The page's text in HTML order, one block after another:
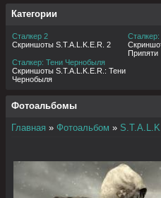
Категории
Сталкер 2
Скриншоты S.T.A.L.K.E.R. 2
Припяти
Сталкер: Тени Чернобыля
Скриншоты S.T.A.L.K.E.R.: Тени
Чернобыля
Фотоальбомы
Главная » Фотоальбом »